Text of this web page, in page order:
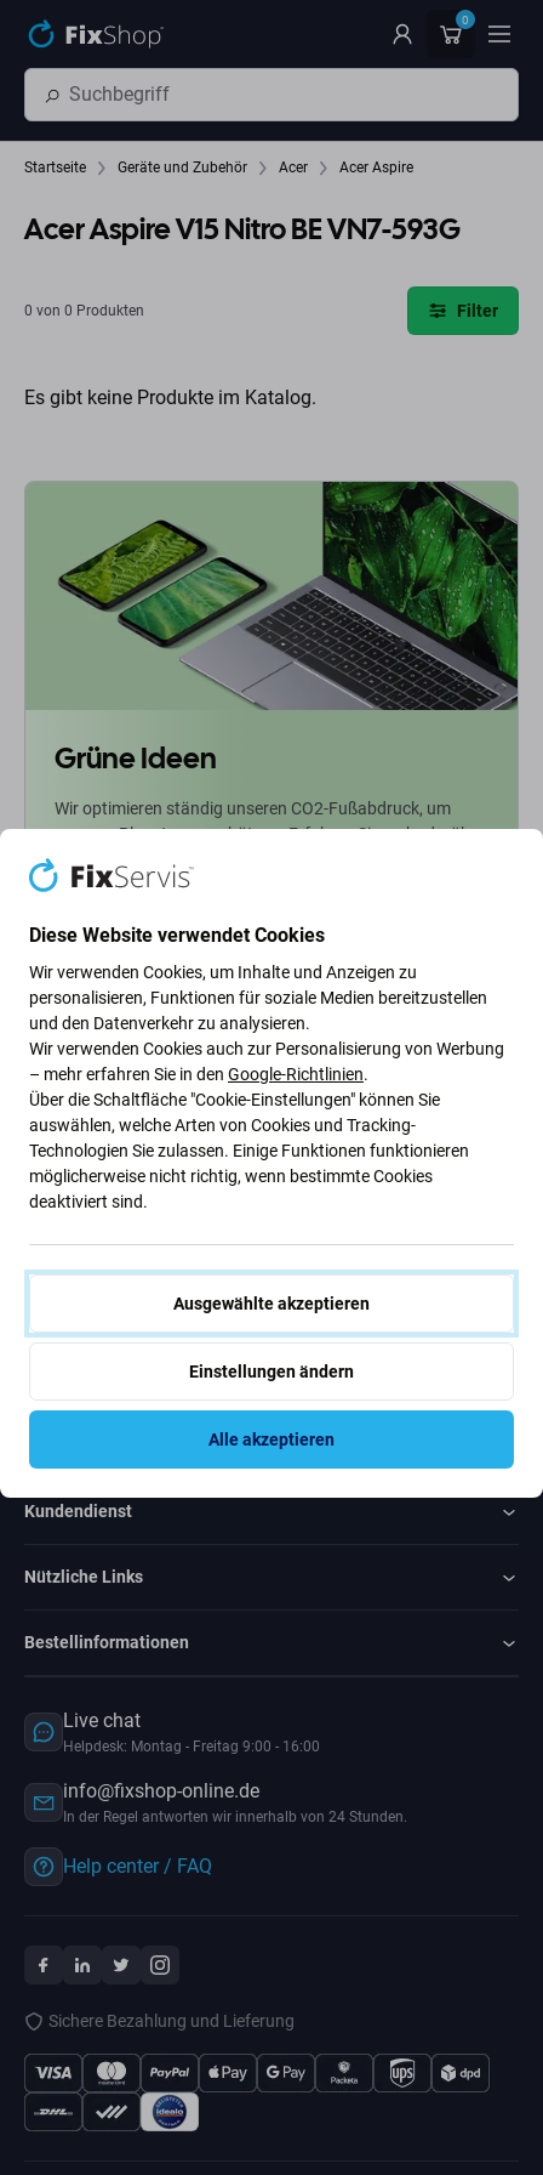
0
Startseite Geräte und Zubehör Acer Acer Aspire
Acer Aspire V15 Nitro BE VN7-593G
0 von 0 Produkten Filter
Es gibt keine Produkte im Katalog.
Grüne Ideen
Wir optimieren ständig unseren CO2-Fußabdruck, um
unseren Planeten zu schützen. Erfahren Sie mehr darüber,
Fußabdruck zu verringern.
Weiterlesen
Newsletter-Fix
Abonnieren Sie den regelmäßigen Newsletter über Rabatte und
Neuigkeiten
Abonnieren
Over1000reviews
Kundendienst
Nützliche Links
Bestellinformationen
Live chat
Helpdesk: Montag - Freitag 9:00 - 16:00
info@fixshop-online.de
In der Regel antworten wir innerhalb von 24 Stunden.
Help center / FAQ
Sichere Bezahlung und Lieferung
Diese Website verwendet Cookies
Wir verwenden Cookies, um Inhalte und Anzeigen zu
personalisieren, Funktionen für soziale Medien bereitzustellen
und den Datenverkehr zu analysieren.
Wir verwenden Cookies auch zur Personalisierung von Werbung
– mehr erfahren Sie in den Google-Richtlinien.
Über die Schaltfläche "Cookie-Einstellungen" können Sie
auswählen, welche Arten von Cookies und Tracking-
Technologien Sie zulassen. Einige Funktionen funktionieren
möglicherweise nicht richtig, wenn bestimmte Cookies
deaktiviert sind.
Ausgewählte akzeptieren
Einstellungen ändern
Alle akzeptieren